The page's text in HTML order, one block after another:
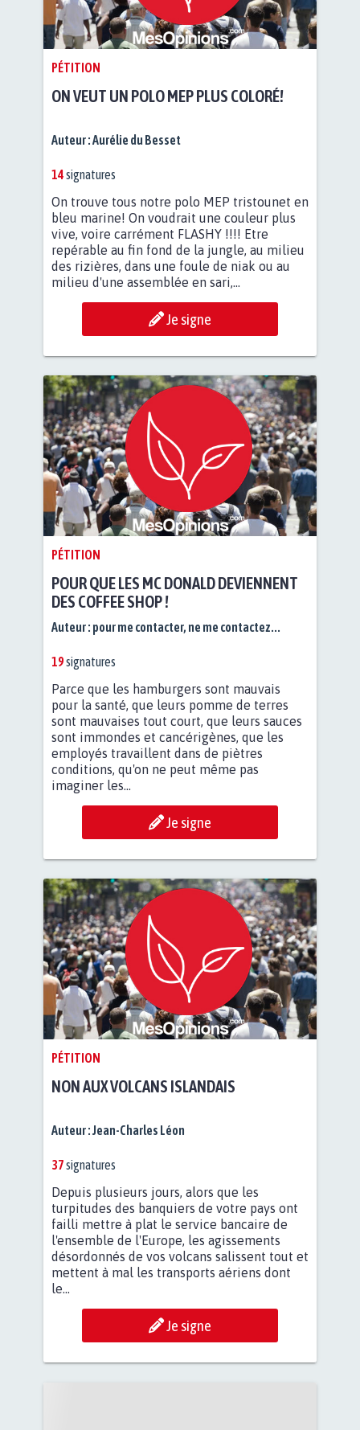
PÉTITION
ON VEUT UN POLO MEP PLUS COLORÉ!
Auteur :Aurélie du Besset
14signatures
On trouve tous notre polo MEP tristounet en
bleu marine! On voudrait une couleur plus
vive, voire carrément FLASHY !!!! Etre
repérable au fin fond de la jungle, au milieu
des rizières, dans une foule de niak ou au
milieu d'une assemblée en sari,...
Je signe
PÉTITION
POUR QUE LES MC DONALD DEVIENNENT
DES COFFEE SHOP !
Auteur : pour me contacter, ne me contactez...
19signatures
Parce que les hamburgers sont mauvais
pour la santé, que leurs pomme de terres
sont mauvaises tout court, que leurs sauces
sont immondes et cancérigènes, que les
employés travaillent dans de piètres
conditions, qu'on ne peut même pas
imaginer les...
Je signe
PÉTITION
NON AUX VOLCANS ISLANDAIS
Auteur :Jean-Charles Léon
37signatures
Depuis plusieurs jours, alors que les
turpitudes des banquiers de votre pays ont
failli mettre à plat le service bancaire de
l'ensemble de l'Europe, les agissements
désordonnés de vos volcans salissent tout et
mettent à mal les transports aériens dont
le...
Je signe